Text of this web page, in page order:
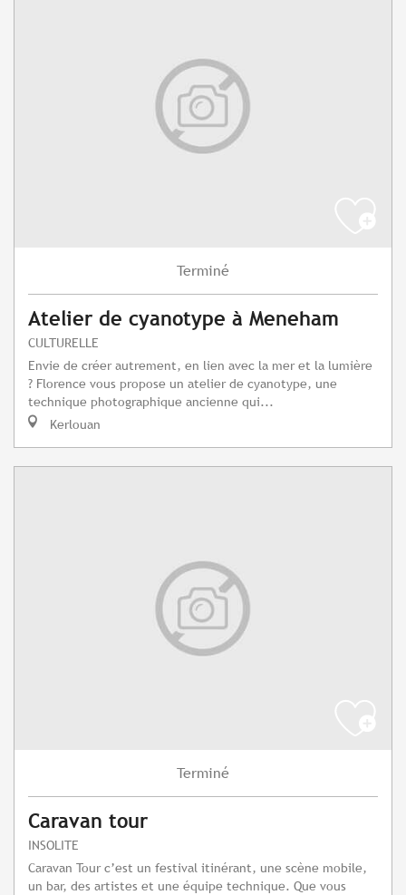
Terminé
Atelier de cyanotype à Meneham
CULTURELLE
Envie de créer autrement, en lien avec la mer et la lumière
? Florence vous propose un atelier de cyanotype, une
technique photographique ancienne qui...
Kerlouan
Terminé
Caravan tour
INSOLITE
Caravan Tour c’est un festival itinérant, une scène mobile,
un bar, des artistes et une équipe technique. Que vous